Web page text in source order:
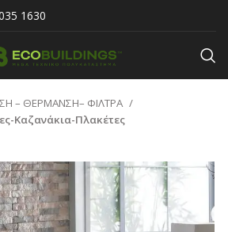
1630
– ΘΕΡΜΑΝΣΗ– ΦΙΛΤΡΑ
Καζανάκια-Πλακέτες